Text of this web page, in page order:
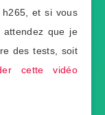
h265, et si vous
attendez que je
des tests, soit
cette vidéo